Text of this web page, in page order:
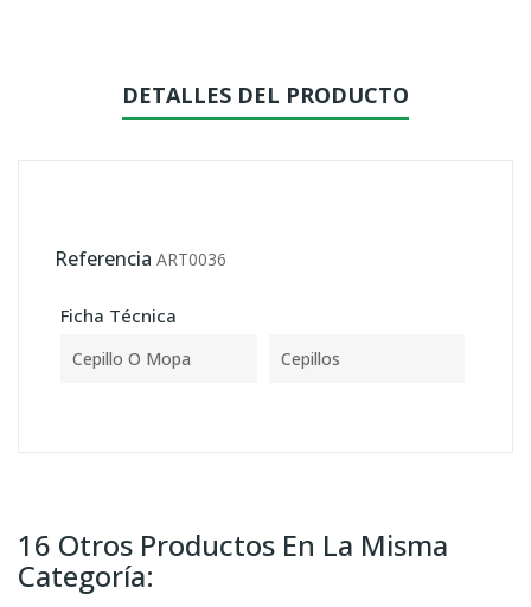
DETALLES DEL PRODUCTO
Referencia ART0036
Ficha Técnica
Cepillo O Mopa Cepillos
16 Otros Productos En La Misma
Categoría: